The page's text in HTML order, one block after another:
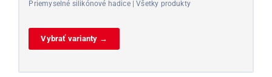
Priemyselné silikónové hadice | Všetky produkty
Vybrať varianty →